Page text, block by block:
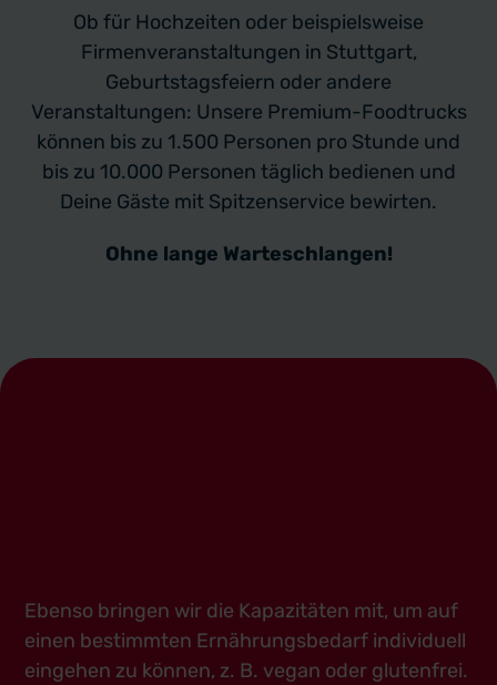
Ob für Hochzeiten oder beispielsweise
Firmenveranstaltungen in Stuttgart,
Geburtstagsfeiern oder andere
Veranstaltungen: Unsere Premium-Foodtrucks
können bis zu 1.500 Personen pro Stunde und
bis zu 10.000 Personen täglich bedienen und
Deine Gäste mit Spitzenservice bewirten.
Ohne lange Warteschlangen!
Ebenso bringen wir die Kapazitäten mit, um auf
einen bestimmten Ernährungsbedarf individuell
eingehen zu können, z. B. vegan oder glutenfrei.